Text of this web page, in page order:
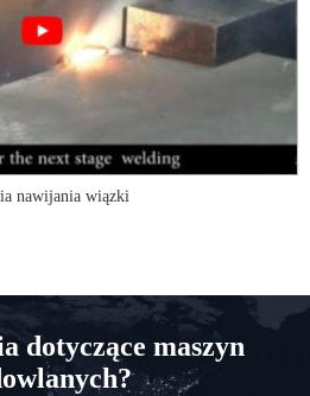
nawijania wiązki
dotyczące maszyn